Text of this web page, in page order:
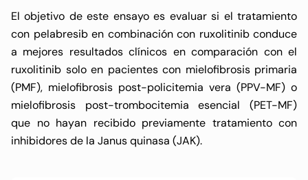
El objetivo de este ensayo es evaluar si el tratamiento
con pelabresib en combinación con ruxolitinib conduce
a mejores resultados clínicos en comparación con el
ruxolitinib solo en pacientes con mielofibrosis primaria
(PMF), mielofibrosis post-policitemia vera (PPV-MF) o
mielofibrosis post-trombocitemia esencial (PET-MF)
que no hayan recibido previamente tratamiento con
inhibidores de la Janus quinasa (JAK).